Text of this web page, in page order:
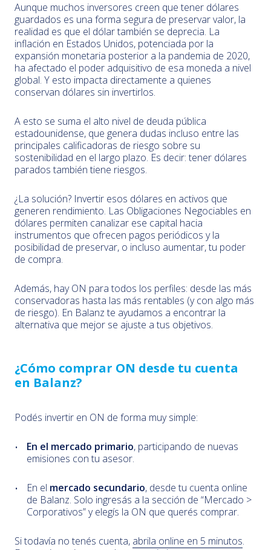
Aunque muchos inversores creen que tener dólares
guardados es una forma segura de preservar valor, la
realidad es que el dólar también se deprecia. La
inflación en Estados Unidos, potenciada por la
expansión monetaria posterior a la pandemia de 2020,
ha afectado el poder adquisitivo de esa moneda a nivel
global. Y esto impacta directamente a quienes
conservan dólares sin invertirlos.
A esto se suma el alto nivel de deuda pública
estadounidense, que genera dudas incluso entre las
principales calificadoras de riesgo sobre su
sostenibilidad en el largo plazo. Es decir: tener dólares
parados también tiene riesgos.
¿La solución? Invertir esos dólares en activos que
generen rendimiento. Las Obligaciones Negociables en
dólares permiten canalizar ese capital hacia
instrumentos que ofrecen pagos periódicos y la
posibilidad de preservar, o incluso aumentar, tu poder
de compra.
Además, hay ON para todos los perfiles: desde las más
conservadoras hasta las más rentables (y con algo más
de riesgo). En Balanz te ayudamos a encontrar la
alternativa que mejor se ajuste a tus objetivos.
¿Cómo comprar ON desde tu cuenta
en Balanz?
Podés invertir en ON de forma muy simple:
En el mercado primario, participando de nuevas
emisiones con tu asesor.
En el mercado secundario, desde tu cuenta online
de Balanz. Solo ingresás a la sección de “Mercado >
Corporativos” y elegís la ON que querés comprar.
Si todavía no tenés cuenta, abrila online en 5 minutos.